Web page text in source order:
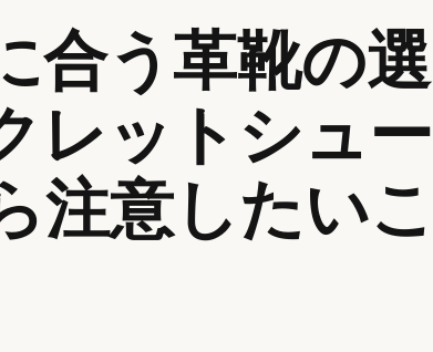
合う革靴の選
レットシュー
注意したいこ